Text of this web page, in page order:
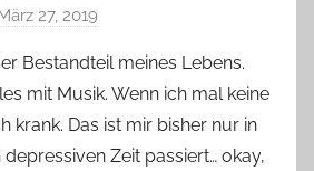
27, 2019
n
Y
v
o
Bestandteil meines Lebens.
mit Musik. Wenn ich mal keine
krank. Das ist mir bisher nur in
Zeit passiert… okay,